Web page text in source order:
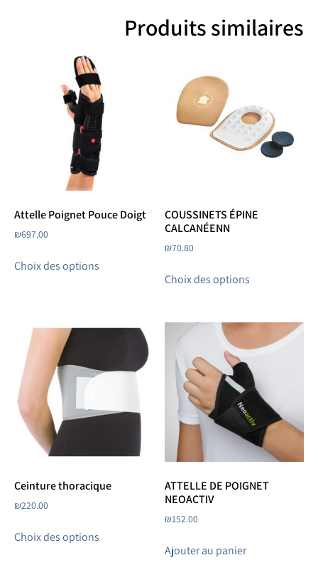
Produits similaires
Attelle Poignet Pouce Doigt
₪697.00
Choix des options
COUSSINETS ÉPINE
CALCANÉENN
₪70.80
Choix des options
Ceinture thoracique
₪220.00
Choix des options
ATTELLE DE POIGNET
NEOACTIV
₪152.00
Ajouter au panier